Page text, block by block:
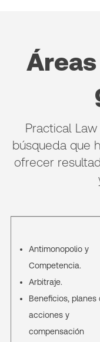
Practical
búsqueda que
ofrecer
Antimonopolio y
Competencia.​
Arbitraje.
Beneficios, planes
acciones y
compensación